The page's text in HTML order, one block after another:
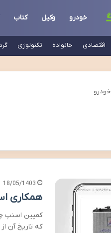
خودرو وکیل کتاب
اقتصادی خانواده تکنولوژی
خودرو
18/05/1403
همکاری
کمپین اسنپ